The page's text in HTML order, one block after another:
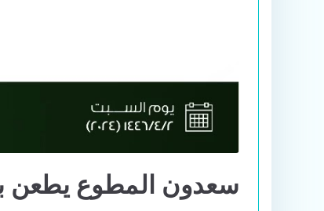
سعدون المطوع يطعن